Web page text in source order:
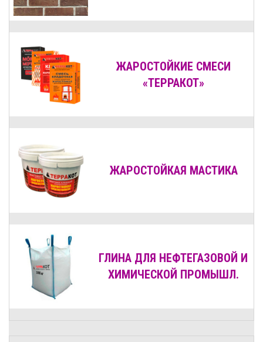
ЖАРОСТОЙКИЕ СМЕСИ
«ТЕРРАКОТ»
ЖАРОСТОЙКАЯ МАСТИКА
ГЛИНА ДЛЯ НЕФТЕГАЗОВОЙ И
ХИМИЧЕСКОЙ ПРОМЫШЛ.